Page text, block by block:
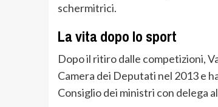
schermitrici.
La vita dopo lo sport
Dopo il ritiro dalle competizioni,
Camera dei Deputati nel 2013 e
Consiglio dei ministri con delega